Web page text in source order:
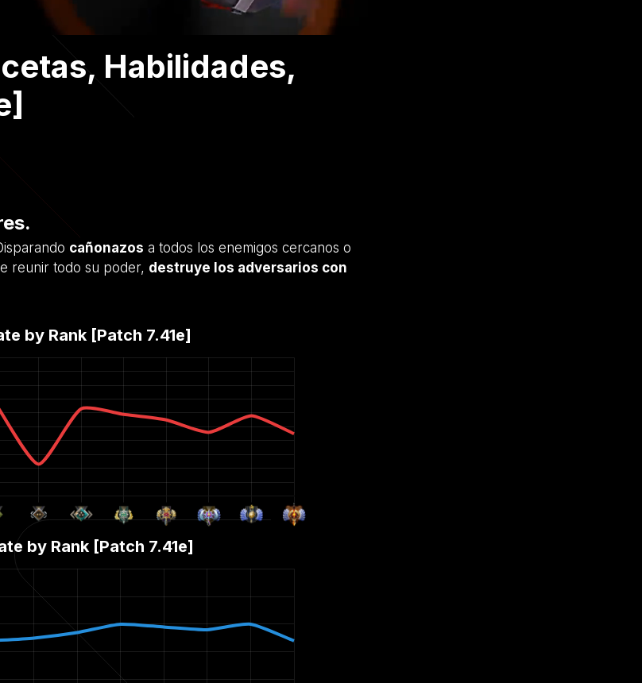
Habilidades,
cañonazos a todos los enemigos cercanos o
reunir todo su poder, destruye los adversarios con
by Rank [Patch 7.41e]
by Rank [Patch 7.41e]